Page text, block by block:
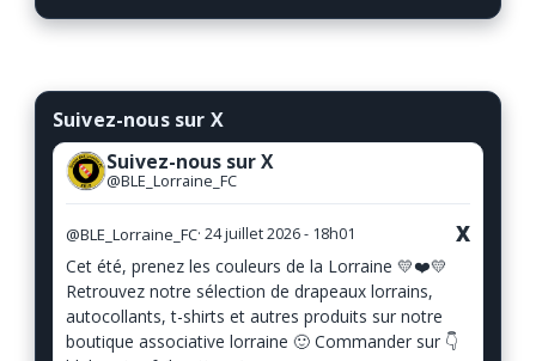
Suivez-nous sur X
Suivez-nous sur X
@BLE_Lorraine_FC
@BLE_Lorraine_FC· 24 juillet 2026 - 18h01 X
Cet été, prenez les couleurs de la Lorraine 💛❤️💛
Retrouvez notre sélection de drapeaux lorrains,
autocollants, t-shirts et autres produits sur notre
boutique associative lorraine 🙂 Commander sur 👇